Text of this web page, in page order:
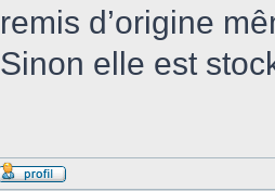
remis d’origine
Sinon elle est